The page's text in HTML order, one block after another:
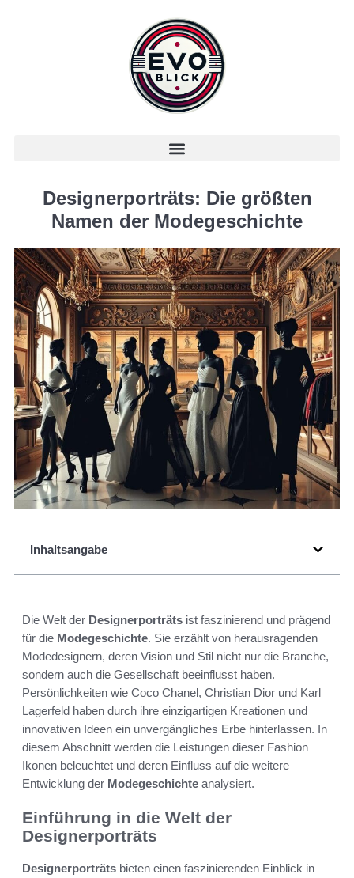
Designerporträts: Die größten
Namen der Modegeschichte
Inhaltsangabe
Die Welt der Designerporträts ist faszinierend und prägend
für die Modegeschichte. Sie erzählt von herausragenden
Modedesignern, deren Vision und Stil nicht nur die Branche,
sondern auch die Gesellschaft beeinflusst haben.
Persönlichkeiten wie Coco Chanel, Christian Dior und Karl
Lagerfeld haben durch ihre einzigartigen Kreationen und
innovativen Ideen ein unvergängliches Erbe hinterlassen. In
diesem Abschnitt werden die Leistungen dieser Fashion
Ikonen beleuchtet und deren Einfluss auf die weitere
Entwicklung der Modegeschichte analysiert.
Einführung in die Welt der
Designerporträts
Designerporträts bieten einen faszinierenden Einblick in